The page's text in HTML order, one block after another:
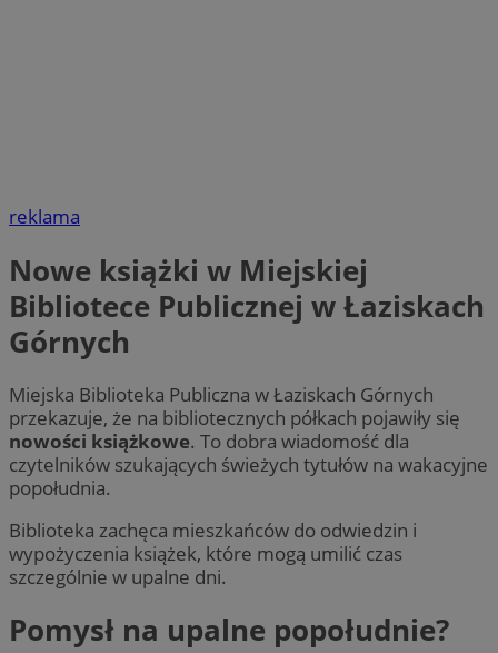
reklama
Nowe książki w Miejskiej
Bibliotece Publicznej w Łaziskach
Górnych
Miejska Biblioteka Publiczna w Łaziskach Górnych
przekazuje, że na bibliotecznych półkach pojawiły się
nowości książkowe. To dobra wiadomość dla
czytelników szukających świeżych tytułów na wakacyjne
popołudnia.
Biblioteka zachęca mieszkańców do odwiedzin i
wypożyczenia książek, które mogą umilić czas
szczególnie w upalne dni.
Pomysł na upalne popołudnie?